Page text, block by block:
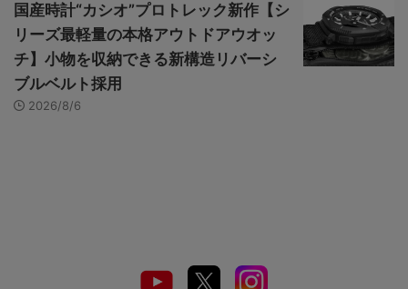
国産時計“カシオ”プロトレック新作【シ
リーズ最軽量の本格アウトドアウオッ
チ】小物を収納できる新構造リバーシ
ブルベルト採用
2026/8/6